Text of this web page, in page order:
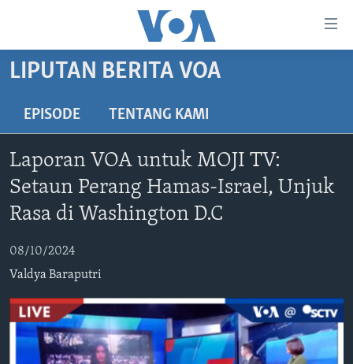
Akses
Utama
Lanjut
ke
Navigasi
Lanjut
ke
Pencarian
DUNIA
POLYGRAPH
DAFTAR PROGRAM
IKUTI KAMI
Bahasa-bahasa
LIPUTAN BERITA VOA
EPISODE TENTANG KAMI
Laporan VOA untuk MOJI TV:
Setaun Perang Hamas-Israel, Unjuk
Rasa di Washington D.C
08/10/2024
Valdya Baraputri